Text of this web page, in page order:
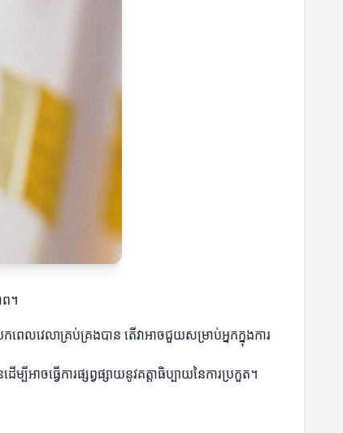
ព។
េលវេលាគ្រប់គ្រងបាន តើវាអាចជួយសម្រាប់អ្នកក្នុងការ
អាចធ្វើការផ្សព្វផ្សាយនូវគត្តាធិប្បាយនៃការប្រកួត។